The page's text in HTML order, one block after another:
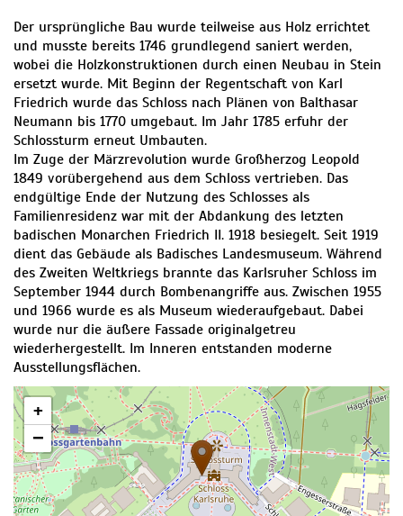
Der ursprüngliche Bau wurde teilweise aus Holz errichtet
und musste bereits 1746 grundlegend saniert werden,
wobei die Holzkonstruktionen durch einen Neubau in Stein
ersetzt wurde. Mit Beginn der Regentschaft von Karl
Friedrich wurde das Schloss nach Plänen von Balthasar
Neumann bis 1770 umgebaut. Im Jahr 1785 erfuhr der
Schlossturm erneut Umbauten.
Im Zuge der Märzrevolution wurde Großherzog Leopold
1849 vorübergehend aus dem Schloss vertrieben. Das
endgültige Ende der Nutzung des Schlosses als
Familienresidenz war mit der Abdankung des letzten
badischen Monarchen Friedrich II. 1918 besiegelt. Seit 1919
dient das Gebäude als Badisches Landesmuseum. Während
des Zweiten Weltkriegs brannte das Karlsruher Schloss im
September 1944 durch Bombenangriffe aus. Zwischen 1955
und 1966 wurde es als Museum wiederaufgebaut. Dabei
wurde nur die äußere Fassade originalgetreu
wiederhergestellt. Im Inneren entstanden moderne
Ausstellungsflächen.
+
−